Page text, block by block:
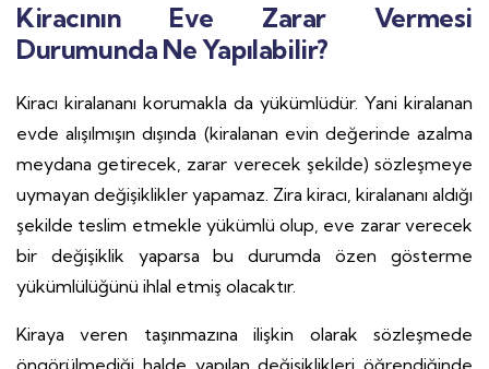
Kiracının Eve Zarar Vermesi
Durumunda Ne Yapılabilir?
Kiracı kiralananı korumakla da yükümlüdür. Yani kiralanan
evde alışılmışın dışında (kiralanan evin değerinde azalma
meydana getirecek, zarar verecek şekilde) sözleşmeye
uymayan değişiklikler yapamaz. Zira kiracı, kiralananı aldığı
şekilde teslim etmekle yükümlü olup, eve zarar verecek
bir değişiklik yaparsa bu durumda özen gösterme
yükümlülüğünü ihlal etmiş olacaktır.
Kiraya veren taşınmazına ilişkin olarak sözleşmede